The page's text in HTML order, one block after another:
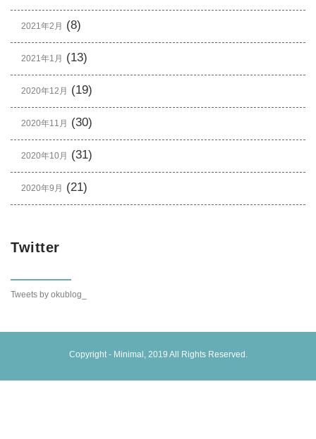
2021年2月 (8)
2021年1月 (13)
2020年12月 (19)
2020年11月 (30)
2020年10月 (31)
2020年9月 (21)
Twitter
Tweets by okublog_
Copyright - Minimal , 2019 All Rights Reserved.